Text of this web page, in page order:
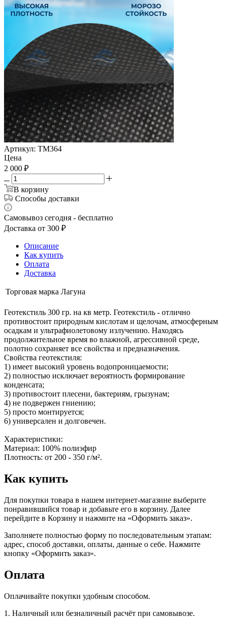
Артикул: ТМ364
Цена
2 000 ₽
В корзину
Способы доставки
Самовывоз сегодня - бесплатно
Доставка от 300 ₽
Описание
Как купить
Оплата
Доставка
Торговая марка Лагуна
Геотекстиль 300 гр. на кв метр. Геотекстиль - отлично
противостоит природным кислотам и щелочам, атмосферным
осадкам и ультрафиолетовому излучению. Находясь
продолжительное время во влажной, агрессивной среде,
полотно сохраняет все свойства и предназначения.
Свойства геотекстиля:
1) имеет высокий уровень водопроницаемости;
2) полностью исключает вероятность формирование
конденсата;
3) противостоит плесени, бактериям, грызунам;
4) не подвержен гниению;
5) просто монтируется;
6) универсален и долговечен.
Характеристики:
Материал: 100% полиэфир
Плотность: от 200 - 350 г/м².
Как купить
Для покупки товара в нашем интернет-магазине выберите
понравившийся товар и добавьте его в корзину. Далее
перейдите в Корзину и нажмите на «Оформить заказ».
Заполняете полностью форму по последовательным этапам:
адрес, способ доставки, оплаты, данные о себе. Нажмите
кнопку «Оформить заказ».
Оплата
Оплачивайте покупки удобным способом.
1. Наличный или безналичный расчёт при самовывозе.